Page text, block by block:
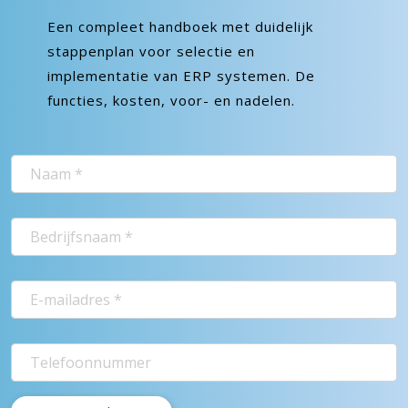
Een compleet handboek met duidelijk
stappenplan voor selectie en
implementatie van ERP systemen. De
functies, kosten, voor- en nadelen.